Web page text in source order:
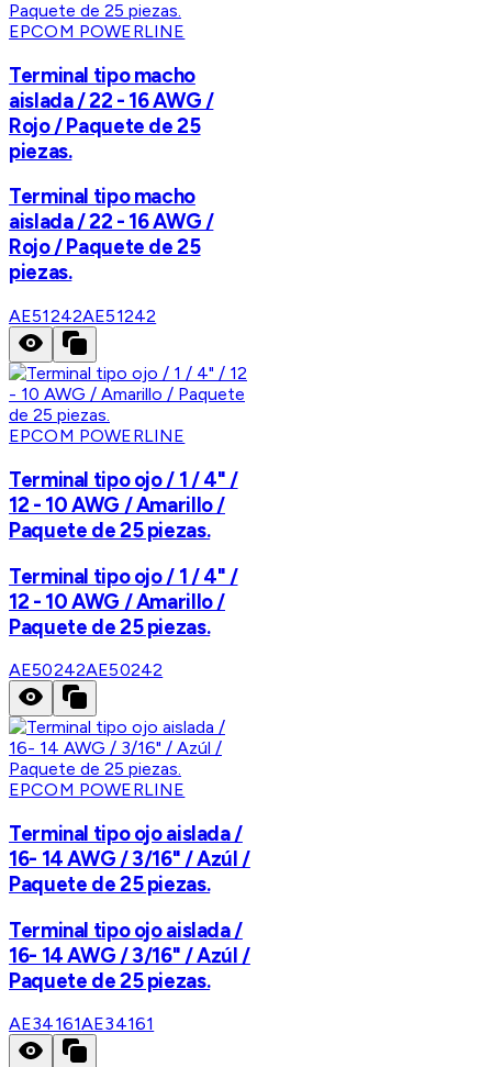
EPCOM POWERLINE
Terminal tipo macho
aislada / 22 - 16 AWG /
Rojo / Paquete de 25
piezas.
Terminal tipo macho
aislada / 22 - 16 AWG /
Rojo / Paquete de 25
piezas.
AE51242AE51242
EPCOM POWERLINE
Terminal tipo ojo / 1 / 4" /
12 - 10 AWG / Amarillo /
Paquete de 25 piezas.
Terminal tipo ojo / 1 / 4" /
12 - 10 AWG / Amarillo /
Paquete de 25 piezas.
AE50242AE50242
EPCOM POWERLINE
Terminal tipo ojo aislada /
16- 14 AWG / 3/16" / Azúl /
Paquete de 25 piezas.
Terminal tipo ojo aislada /
16- 14 AWG / 3/16" / Azúl /
Paquete de 25 piezas.
AE34161AE34161